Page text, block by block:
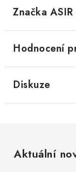
Značka ASIR
Hodnocení
Diskuze
Aktuální